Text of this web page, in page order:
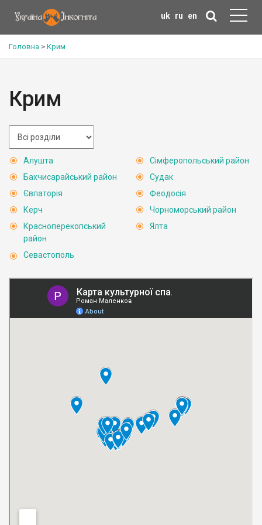
uk ru en
Головна > Крим
Крим
Алушта
Бахчисарайський район
Євпаторія
Керч
Красноперекопський
район
Севастополь
Сімферопольський район
Судак
Феодосія
Чорноморський район
Ялта